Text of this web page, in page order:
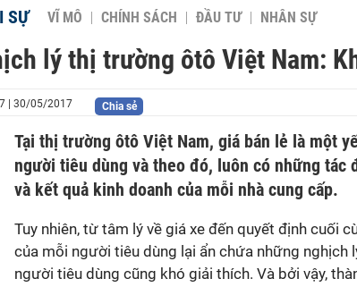
SỰ VĨ MÔ CHÍNH SÁCH ĐẦU TƯ NHÂN SỰ
lý thị trường ôtô Việt Nam:
| 30/05/2017 Chia sẻ
Tại thị trường ôtô Việt Nam, giá bán lẻ là một
người tiêu dùng và theo đó, luôn có những tác
và kết quả kinh doanh của mỗi nhà cung cấp.
Tuy nhiên, từ tâm lý về giá xe đến quyết định cuối
của mỗi người tiêu dùng lại ẩn chứa những nghịch
người tiêu dùng cũng khó giải thích. Và bởi vậy,